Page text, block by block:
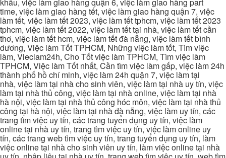
time, việc làm giao hàng tết, việc làm giao hàng quận 7, việc
làm tết, việc làm tết 2023, việc làm tết tphcm, việc làm tết 2023
tphcm, việc làm tết 2022, việc làm tết tại nhà, việc làm tết cần
thơ, việc làm tết hcm, việc làm tết đà nẵng, việc làm tết bình
dương, Việc làm Tốt TPHCM, Những việc làm tốt, Tìm việc
làm, Vieclam24h, Cho Tốt việc làm TPHCM, Tìm việc làm
TPHCM, Việc làm Tốt nhất, Cần tìm việc làm gấp, việc làm 24h
thành phố hồ chí minh, việc làm 24h quận 7, việc làm tại
nhà, việc làm tại nhà cho sinh viên, việc làm tại nhà uy tín, việc
làm tại nhà thủ công, việc làm tại nhà online, việc làm tại nhà
hà nội, việc làm tại nhà thủ công hóc môn, việc làm tại nhà thủ
công tại hà nội, việc làm tại nhà đà nẵng, việc làm uy tín, các
trang tìm việc uy tín, các trang tuyển dụng uy tín, việc làm
online tại nhà uy tín, trang tìm việc uy tín, việc làm online uy
tín, các trang web tìm việc uy tín, trang tuyển dụng uy tín, làm
việc online tại nhà cho sinh viên uy tín, làm việc online tại nhà